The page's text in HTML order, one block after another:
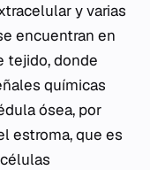
y varias
encuentran en
tejido, donde
químicas
ósea, por
estroma, que es